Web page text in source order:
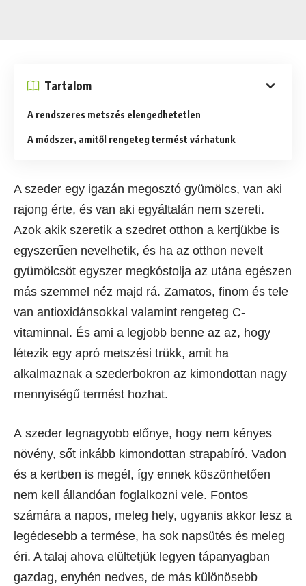
Tartalom
A rendszeres metszés elengedhetetlen
A módszer, amitől rengeteg termést várhatunk
A szeder egy igazán megosztó gyümölcs, van aki
rajong érte, és van aki egyáltalán nem szereti.
Azok akik szeretik a szedret otthon a kertjükbe is
egyszerűen nevelhetik, és ha az otthon nevelt
gyümölcsöt egyszer megkóstolja az utána egészen
más szemmel néz majd rá. Zamatos, finom és tele
van antioxidánsokkal valamint rengeteg C-
vitaminnal. És ami a legjobb benne az az, hogy
létezik egy apró metszési trükk, amit ha
alkalmaznak a szederbokron az kimondottan nagy
mennyiségű termést hozhat.
A szeder legnagyobb előnye, hogy nem kényes
növény, sőt inkább kimondottan strapabíró. Vadon
és a kertben is megél, így ennek köszönhetően
nem kell állandóan foglalkozni vele. Fontos
számára a napos, meleg hely, ugyanis akkor lesz a
legédesebb a termése, ha sok napsütés és meleg
éri. A talaj ahova elültetjük legyen tápanyagban
gazdag, enyhén nedves, de más különösebb